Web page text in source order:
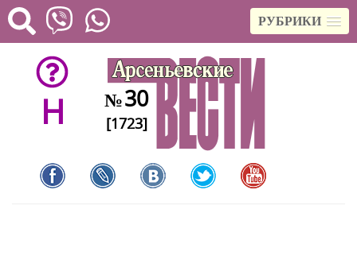
РУБРИКИ
H №30
[1723]